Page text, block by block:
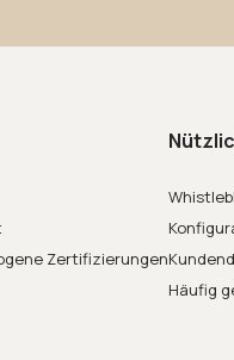
Zertifizierungen
Häufig